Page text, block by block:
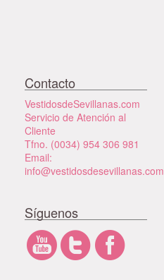
Contacto
VestidosdeSevillanas.com
Servicio de Atención al
Cliente
Tfno. (0034) 954 306 981
Email:
info@vestidosdesevillanas.com
Síguenos